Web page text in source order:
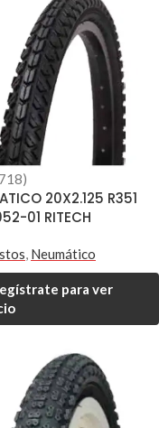
20X2.125 R351
01 RITECH
, Neumático
para ver